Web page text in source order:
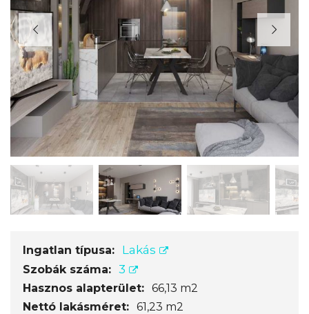
Ingatlan típusa: Lakás
Szobák száma: 3
Hasznos alapterület: 66,13 m2
Nettó lakásméret: 61,23 m2